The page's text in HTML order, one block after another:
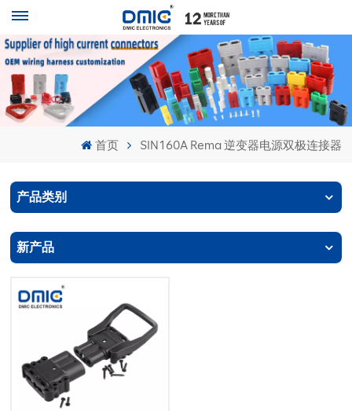
首页 SIN160A Rema 逆变器电源双极连接器
产品类别
新产品